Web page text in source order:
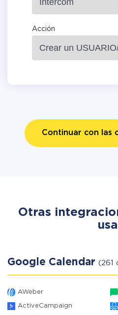
Acción
Continuar con las
Otras
Google Calendar (261
AWeber
ActiveCampaign